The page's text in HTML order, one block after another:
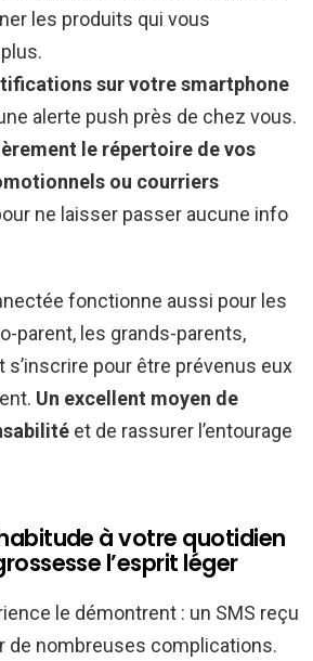
les produits qui vous
sur votre smartphone
alerte push près de chez vous.
le répertoire de vos
ou courriers
ne laisser passer aucune info
fonctionne aussi pour les
parent, les grands-parents,
s’inscrire pour être prévenus eux
Un excellent moyen de
et de rassurer l’entourage
à votre quotidien
l’esprit léger
le démontrent : un SMS reçu
de nombreuses complications.